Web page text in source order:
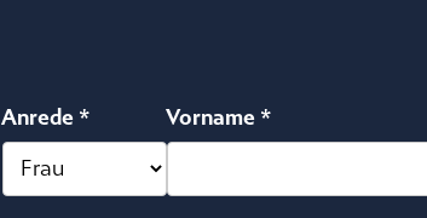
Anrede * Vorname *